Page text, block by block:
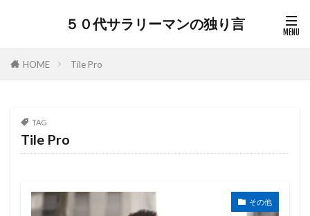
５０代サラリーマンの独り言
HOME Tile Pro
TAG
Tile Pro
その他